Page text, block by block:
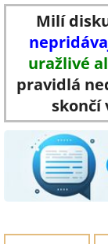
Milí
uražlivé
pravidlá
skončí